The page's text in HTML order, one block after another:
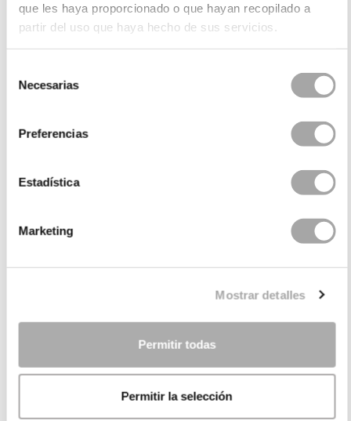
que les haya proporcionado o que hayan recopilado a
partir del uso que haya hecho de sus servicios.
Necesarias
Preferencias
Estadística
Marketing
Mostrar detalles
Permitir todas
Permitir la selección
PONTOS DE VENDA